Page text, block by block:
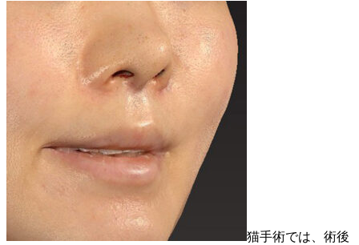
猫手術では、術後